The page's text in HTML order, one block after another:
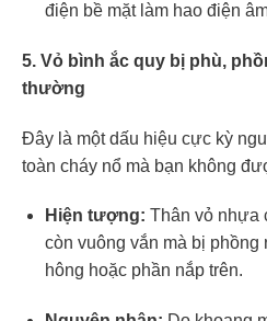
điện bề mặt làm hao điện
5. Vỏ bình ắc quy bị phù,
thường
Đây là một dấu hiệu cực kỳ
toàn cháy nổ mà bạn không
Hiện tượng: Thân vỏ nhựa
còn vuông vắn mà bị
hông hoặc phần nắp trên.